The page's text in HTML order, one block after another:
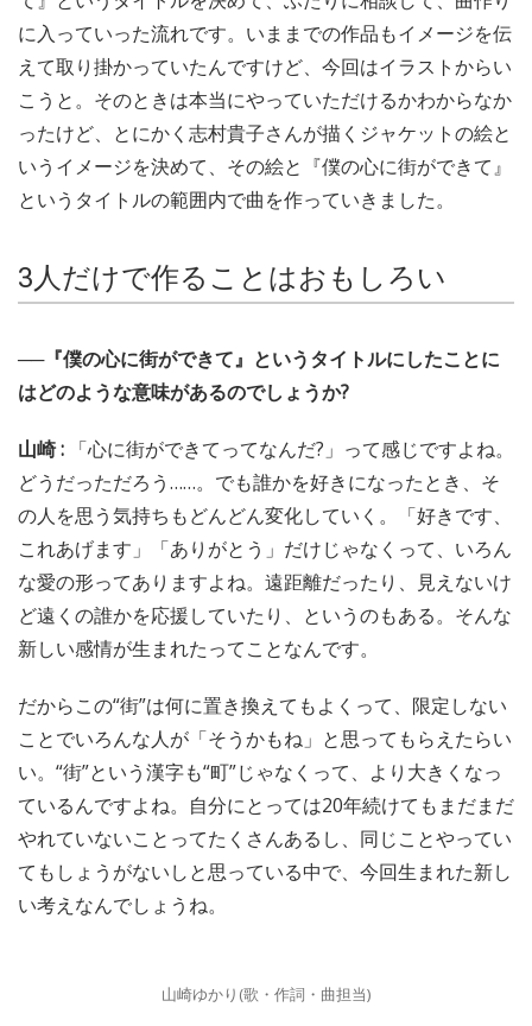
に入っていった流れです。いままでの作品もイメージを伝
えて取り掛かっていたんですけど、今回はイラストからい
こうと。そのときは本当にやっていただけるかわからなか
ったけど、とにかく志村貴子さんが描くジャケットの絵と
いうイメージを決めて、その絵と『僕の心に街ができて』
というタイトルの範囲内で曲を作っていきました。
3人だけで作ることはおもしろい
──『僕の心に街ができて』というタイトルにしたことに
はどのような意味があるのでしょうか?
山崎 : 「心に街ができてってなんだ?」って感じですよね。
どうだっただろう……。でも誰かを好きになったとき、そ
の人を思う気持ちもどんどん変化していく。「好きです、
これあげます」「ありがとう」だけじゃなくって、いろん
な愛の形ってありますよね。遠距離だったり、見えないけ
ど遠くの誰かを応援していたり、というのもある。そんな
新しい感情が生まれたってことなんです。
だからこの“街”は何に置き換えてもよくって、限定しない
ことでいろんな人が「そうかもね」と思ってもらえたらい
い。“街”という漢字も“町”じゃなくって、より大きくなっ
ているんですよね。自分にとっては20年続けてもまだまだ
やれていないことってたくさんあるし、同じことやってい
てもしょうがないしと思っている中で、今回生まれた新し
い考えなんでしょうね。
山崎ゆかり(歌・作詞・曲担当)